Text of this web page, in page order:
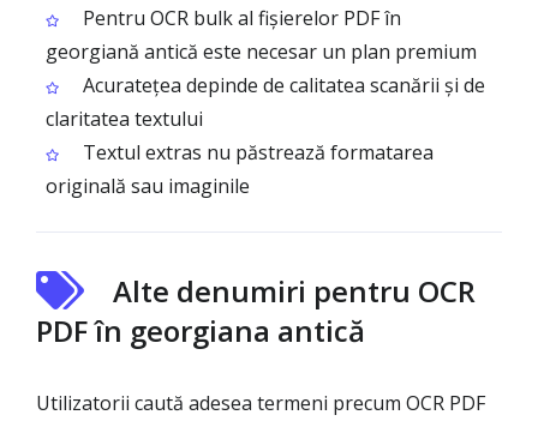
Pentru OCR bulk al fișierelor PDF în
georgiană antică este necesar un plan premium
Acuratețea depinde de calitatea scanării și de
claritatea textului
Textul extras nu păstrează formatarea
originală sau imaginile
Alte denumiri pentru OCR
PDF în georgiana antică
Utilizatorii caută adesea termeni precum OCR PDF